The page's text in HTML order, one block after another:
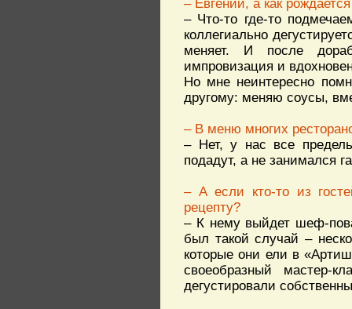
– Евгений, а как
– Что-то где-то
коллегиально
меняет. И после
импровизация и
Но мне неинтересно
другому: меняю соусы,
– В меню многих
– Нет, у нас все
подадут, а не занимался
– А если кто-то из
рецепту?
– К нему выйдет шеф-
был такой случай –
которые они ели в
своеобразный мастер-
дегустировали